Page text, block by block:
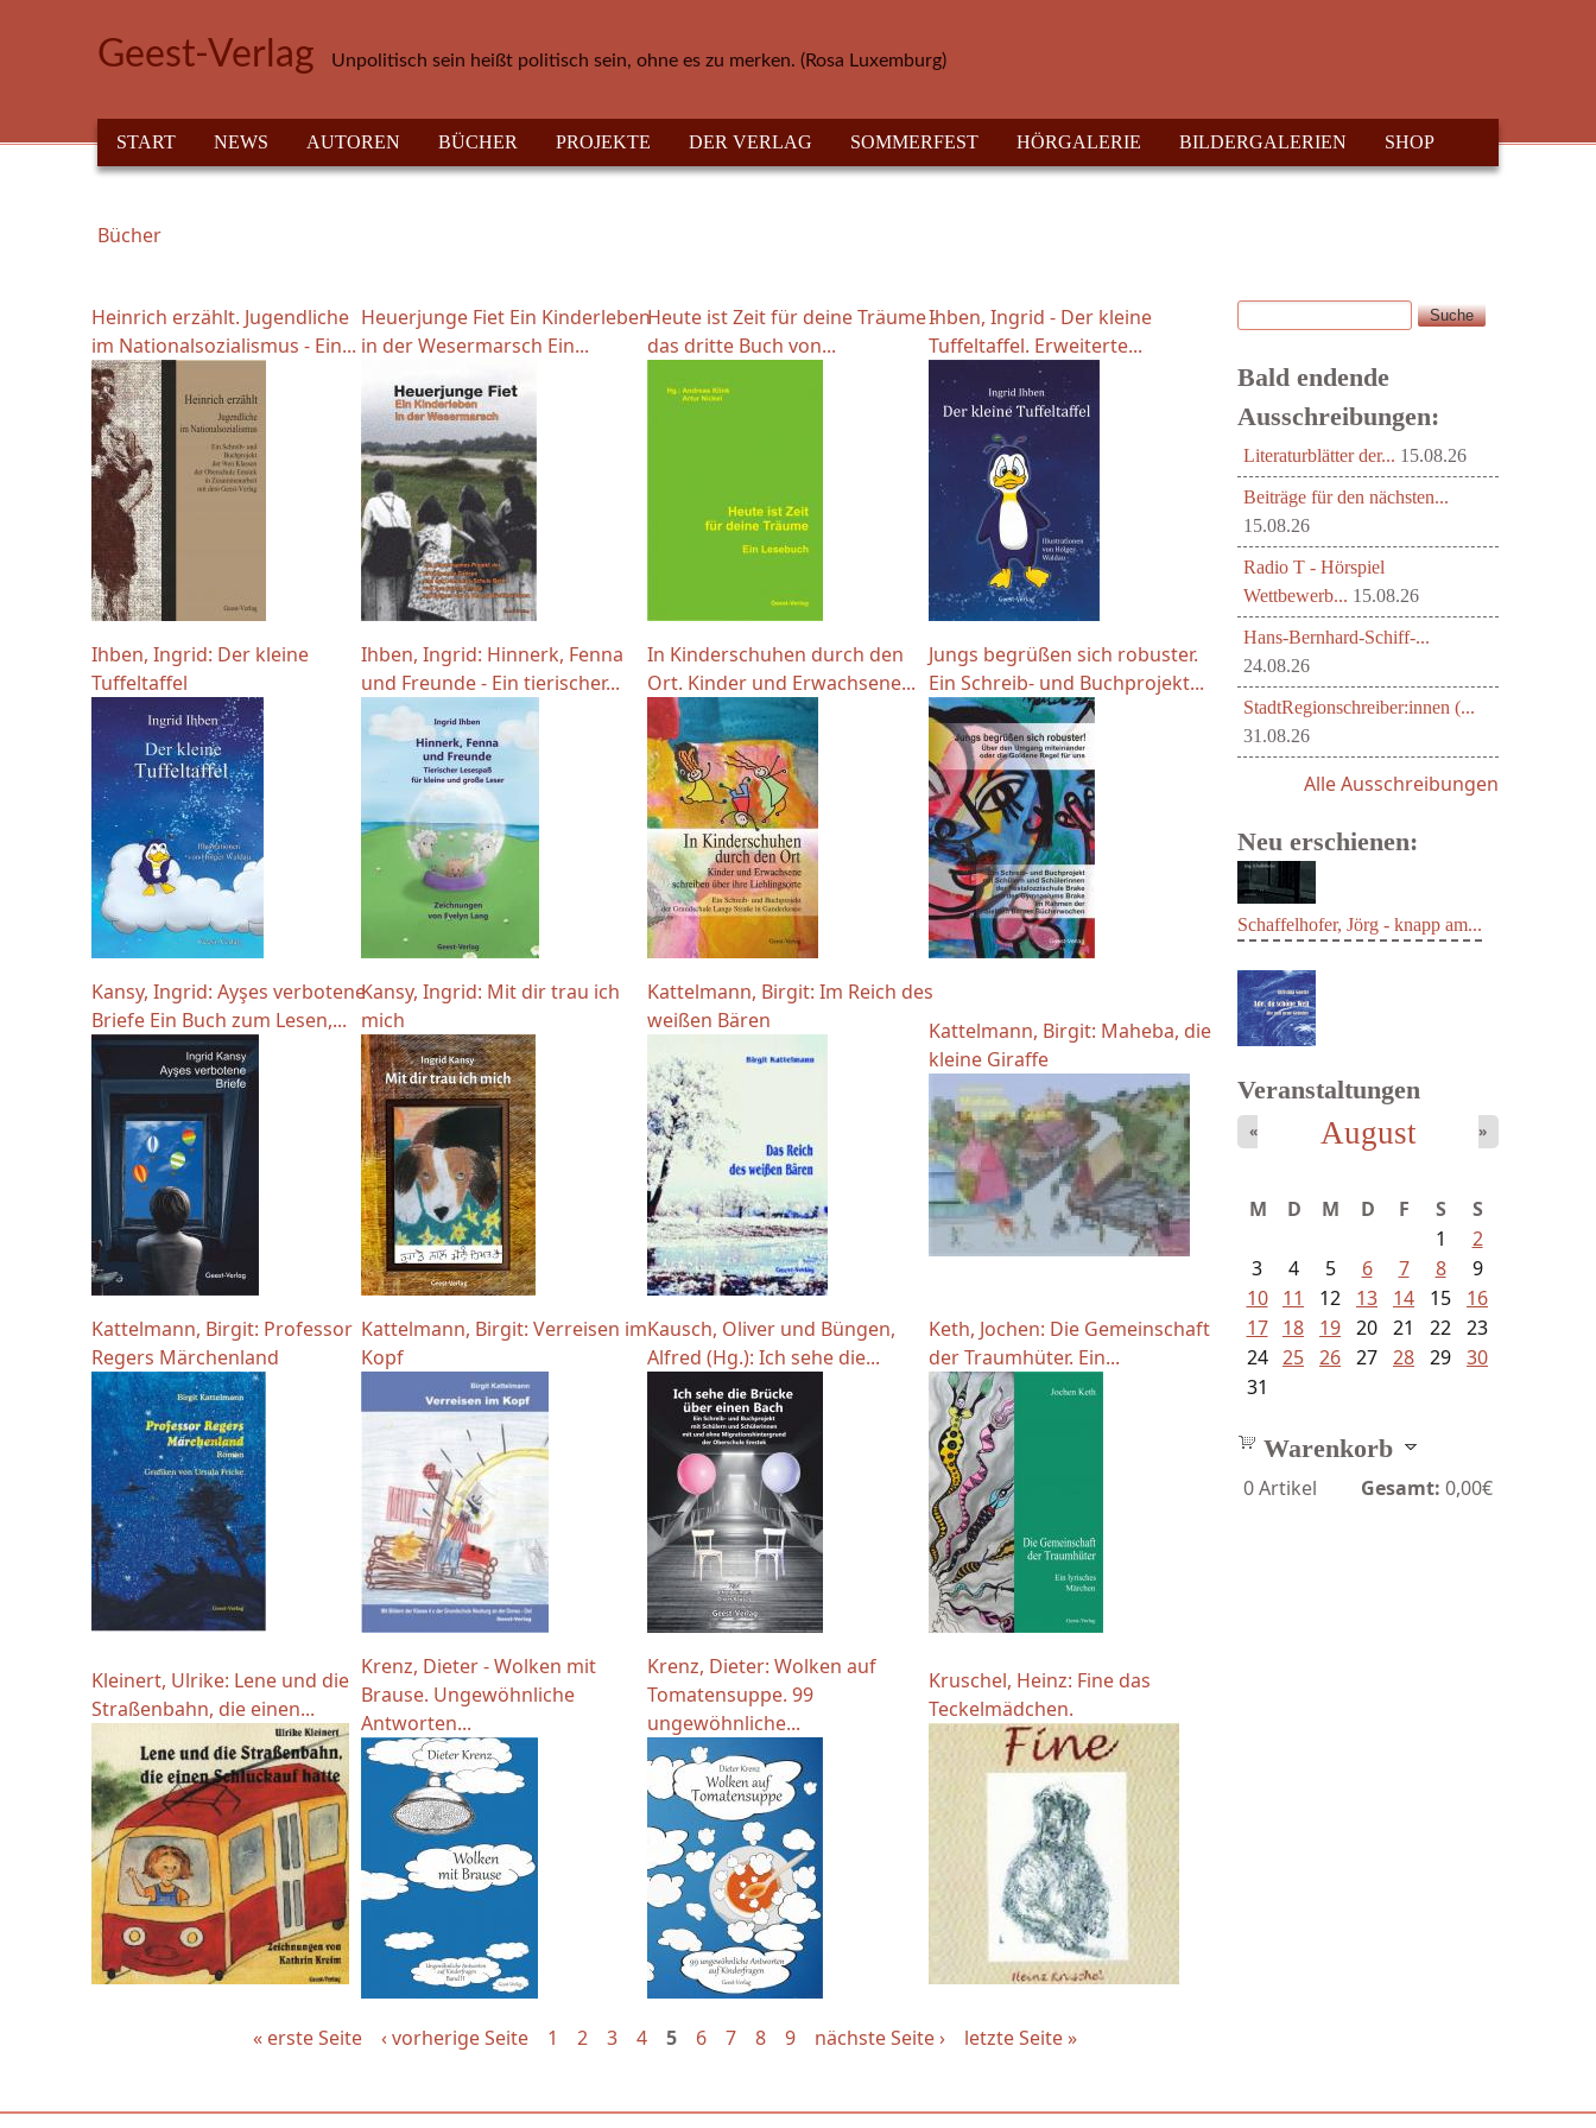
Geest-Verlag Unpolitisch sein heißt politisch sein, ohne es zu merken. (Rosa Luxemburg)
HAUPTMENÜ
START NEWS AUTOREN BÜCHER PROJEKTE DER VERLAG SOMMERFEST HÖRGALERIE BILDERGALERIEN SHOP
Sie sind hier
Bücher
Heinrich erzählt. Jugendliche
im Nationalsozialismus - Ein...
Heuerjunge Fiet Ein Kinderleben
in der Wesermarsch Ein...
Heute ist Zeit für deine Träume -
das dritte Buch von...
Ihben, Ingrid - Der kleine
Tuffeltaffel. Erweiterte...
Ihben, Ingrid: Der kleine
Tuffeltaffel
Ihben, Ingrid: Hinnerk, Fenna
und Freunde - Ein tierischer...
In Kinderschuhen durch den
Ort. Kinder und Erwachsene...
Jungs begrüßen sich robuster.
Ein Schreib- und Buchprojekt...
Kansy, Ingrid: Ayşes verbotene
Briefe Ein Buch zum Lesen,...
Kansy, Ingrid: Mit dir trau ich
mich
Kattelmann, Birgit: Im Reich des
weißen Bären
Kattelmann, Birgit: Maheba, die
kleine Giraffe
Kattelmann, Birgit: Professor
Regers Märchenland
Kattelmann, Birgit: Verreisen im
Kopf
Kausch, Oliver und Büngen,
Alfred (Hg.): Ich sehe die...
Keth, Jochen: Die Gemeinschaft
der Traumhüter. Ein...
Kleinert, Ulrike: Lene und die
Straßenbahn, die einen...
Krenz, Dieter - Wolken mit
Brause. Ungewöhnliche
Antworten...
Krenz, Dieter: Wolken auf
Tomatensuppe. 99
ungewöhnliche...
Kruschel, Heinz: Fine das
Teckelmädchen.
« erste Seite ‹ vorherige Seite 1 2 3 4 5 6 7 8 9 nächste Seite › letzte Seite »
Suchformular
Suche
Bald endende
Ausschreibungen:
Literaturblätter der... 15.08.26
Beiträge für den nächsten...
15.08.26
Radio T - Hörspiel
Wettbewerb... 15.08.26
Hans-Bernhard-Schiff-...
24.08.26
StadtRegionschreiber:innen (...
31.08.26
Alle Ausschreibungen
Neu erschienen:
Schaffelhofer, Jörg - knapp am...
Veranstaltungen
August
« »
M D M D F S
S
1
2
3
4 5 6 7 8
9
10
11 12 13 14 15
16
17
18 19 20 21 22 23
24 25 26 27 28 29 30
31
Warenkorb
0Artikel Gesamt: 0,00€